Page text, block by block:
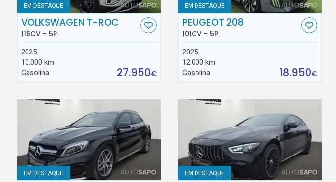
EM DESTAQUE
VOLKSWAGEN T-ROC
116CV - 5P
2025
13.000 km
Gasolina
27.950€
EM DESTAQUE
PEUGEOT 208
101CV - 5P
2025
12.000 km
Gasolina
18.950€
EM DESTAQUE EM DESTAQUE